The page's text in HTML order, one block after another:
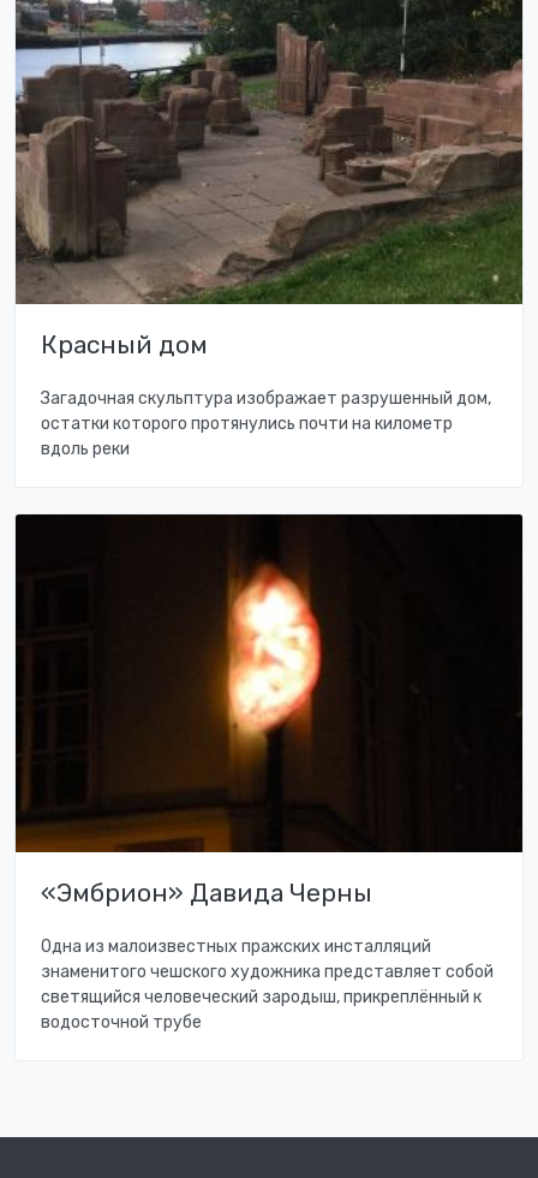
Красный дом
Загадочная скульптура изображает разрушенный дом,
остатки которого протянулись почти на километр
вдоль реки
«Эмбрион» Давида Черны
Одна из малоизвестных пражских инсталляций
знаменитого чешского художника представляет собой
светящийся человеческий зародыш, прикреплённый к
водосточной трубе